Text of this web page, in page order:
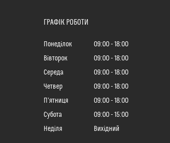
ГРАФІК РОБОТИ
Понеділок 09:00
18:00
Вівторок
09:00
18:00
Середа
09:00
18:00
Четвер
09:00
18:00
Пʼятниця
09:00
18:00
Субота
09:00
15:00
Неділя
Вихідний